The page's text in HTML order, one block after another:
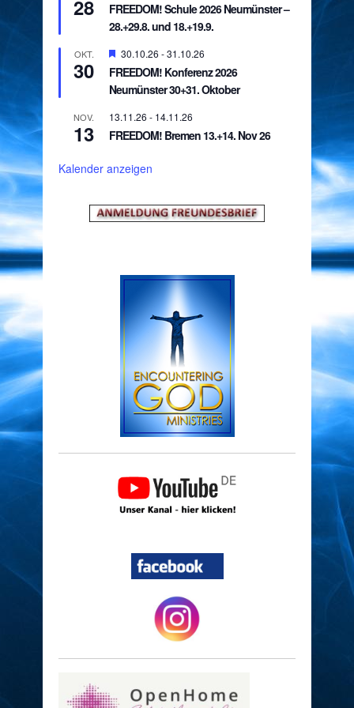
28
FREEDOM! Schule 2026 Neumünster –
28.+29.8. und 18.+19.9.
OKT.
30
Hervorgehoben
30.10.26 -31.10.26
FREEDOM! Konferenz 2026
Neumünster 30+31. Oktober
NOV.
13
13.11.26 - 14.11.26
FREEDOM! Bremen 13.+14. Nov 26
Kalender anzeigen